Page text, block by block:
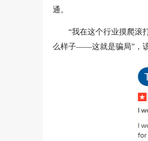
通。
“我在这个行业摸爬滚
么样子——这就是骗局”，